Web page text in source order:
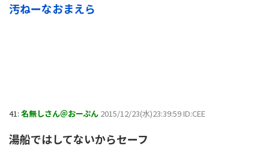
汚ねーなおまえら
41: 名無しさん＠おーぷん 2015/12/23(水)23:39:59 ID:CEE
湯船ではしてないからセーフ